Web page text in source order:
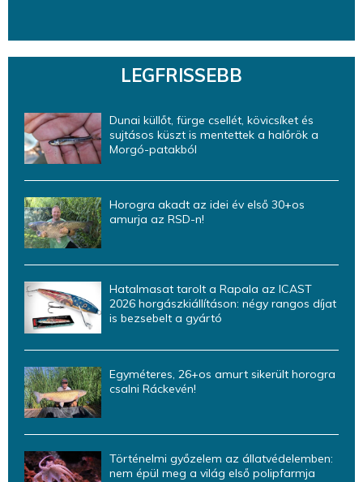
LEGFRISSEBB
Dunai küllőt, fürge csellét, kövicsíket és
sujtásos küszt is mentettek a halőrök a
Morgó-patakból
Horogra akadt az idei év első 30+os
amurja az RSD-n!
Hatalmasat tarolt a Rapala az ICAST
2026 horgászkiállításon: négy rangos díjat
is bezsebelt a gyártó
Egyméteres, 26+os amurt sikerült horogra
csalni Ráckevén!
Történelmi győzelem az állatvédelemben:
nem épül meg a világ első polipfarmja